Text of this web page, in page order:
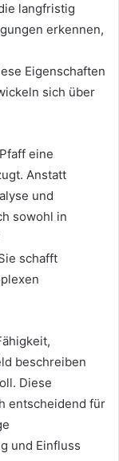
langfristig
erkennen,
Eigenschaften
sich über
eine
Anstatt
und
sowohl in
schafft
beschreiben
Diese
entscheidend für
und Einfluss